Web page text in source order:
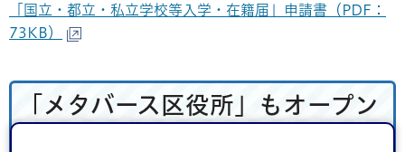
「国立・都立・私立学校等入学・在籍届」申請書（PDF：
73KB）
「メタバース区役所」もオープン